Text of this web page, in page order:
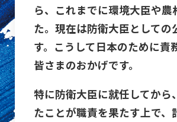
ら、これまでに環境大臣や
た。現在は防衛大臣としての
す。こうして日本のために責
皆さまのおかげです。
特に防衛大臣に就任してから
たことが職責を果たす上で、